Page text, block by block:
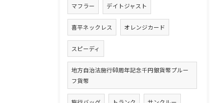
マフラー デイトジャスト
喜平ネックレス オレンジカード
スピーディ
地方自治法施行60周年記念千円銀貨幣プルー
フ貨幣